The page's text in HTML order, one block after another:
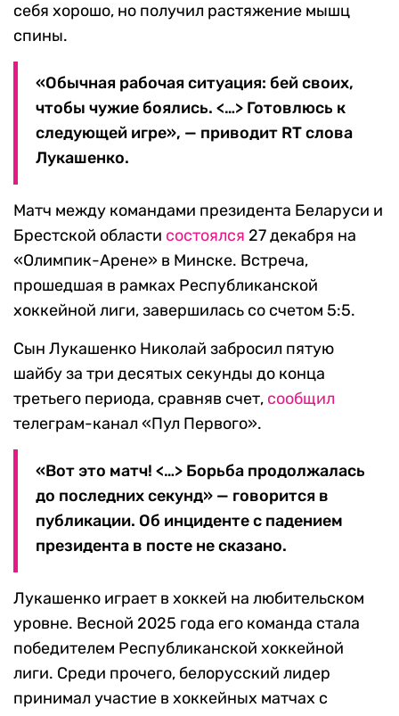
себя хорошо, но получил растяжение мышц
спины.
«Обычная рабочая ситуация: бей своих,
чтобы чужие боялись. <…> Готовлюсь к
следующей игре», — приводит RT слова
Лукашенко.
Матч между командами президента Беларуси и
Брестской области состоялся 27 декабря на
«Олимпик-Арене» в Минске. Встреча,
прошедшая в рамках Республиканской
хоккейной лиги, завершилась со счетом 5:5.
Сын Лукашенко Николай забросил пятую
шайбу за три десятых секунды до конца
третьего периода, сравняв счет, сообщил
телеграм-канал «Пул Первого».
«Вот это матч! <…> Борьба продолжалась
до последних секунд» — говорится в
публикации. Об инциденте с падением
президента в посте не сказано.
Лукашенко играет в хоккей на любительском
уровне. Весной 2025 года его команда стала
победителем Республиканской хоккейной
лиги. Среди прочего, белорусский лидер
принимал участие в хоккейных матчах с